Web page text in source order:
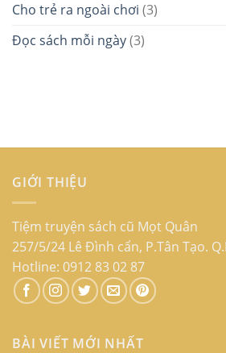
Cho trẻ ra ngoài chơi (3)
Đọc sách mỗi ngày(3)
GIỚI THIỆU
Tiệm truyện sách cũ Mọt Quân
257/5/24 Lê Đình cẩn, P.Tân Tạo.
Hotline: 0912 83 02 87
BÀI VIẾT MỚI NHẤT